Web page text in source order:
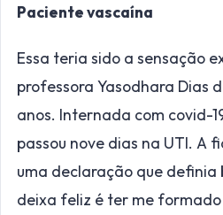
Paciente vascaína
Essa teria sido a sensação
professora Yasodhara Dias
anos. Internada com covid-
passou nove dias na UTI. A
uma declaração que definia
deixa feliz é ter me